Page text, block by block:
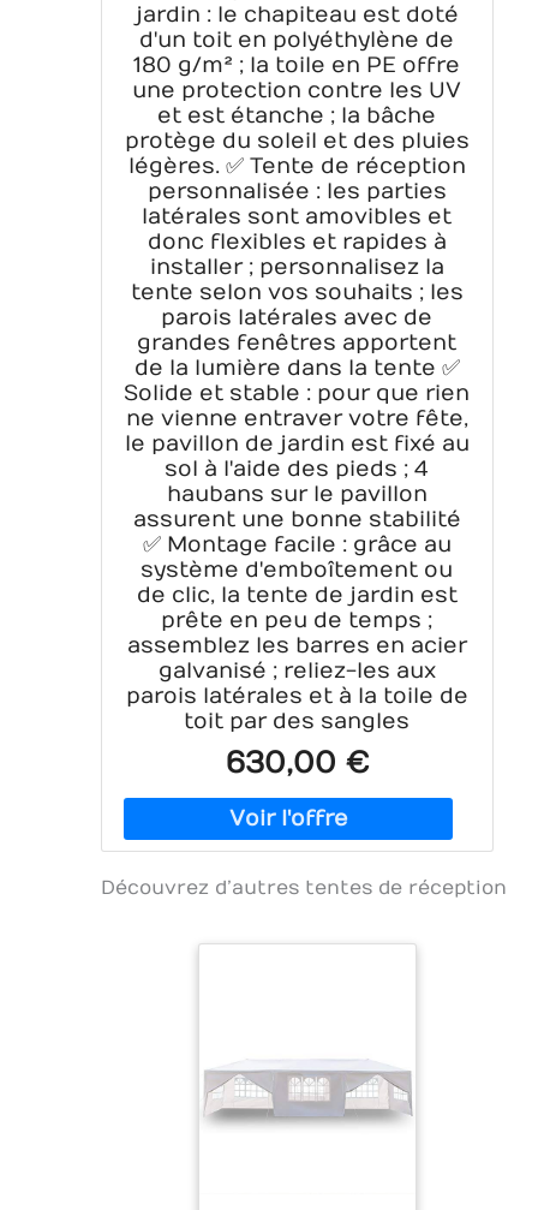
jardin : le chapiteau est doté
d'un toit en polyéthylène de
180 g/m² ; la toile en PE offre
une protection contre les UV
et est étanche ; la bâche
protège du soleil et des pluies
légères. ✅ Tente de réception
personnalisée : les parties
latérales sont amovibles et
donc flexibles et rapides à
installer ; personnalisez la
tente selon vos souhaits ; les
parois latérales avec de
grandes fenêtres apportent
de la lumière dans la tente ✅
Solide et stable : pour que rien
ne vienne entraver votre fête,
le pavillon de jardin est fixé au
sol à l'aide des pieds ; 4
haubans sur le pavillon
assurent une bonne stabilité
✅ Montage facile : grâce au
système d'emboîtement ou
de clic, la tente de jardin est
prête en peu de temps ;
assemblez les barres en acier
galvanisé ; reliez-les aux
parois latérales et à la toile de
toit par des sangles
630,00 €
Découvrez d’autres tentes de réception